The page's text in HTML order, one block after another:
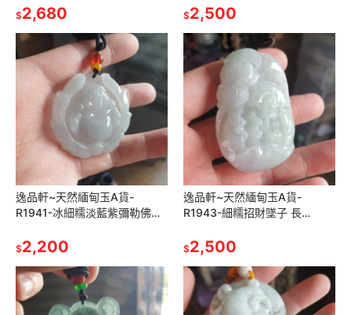
水頭好，玉質細膩，顏色
$2,680
別，立體雕工。
$2,500
逸品軒~天然緬甸玉A貨-
R1941-冰細糯淡藍紫彌勒佛墜
6.8mm 種水好，雕刻精美
$2,200
逸品軒~天然緬甸玉A貨-
R1943-細糯招財墜子 長
水頭好，玉質細膩。
$2,500